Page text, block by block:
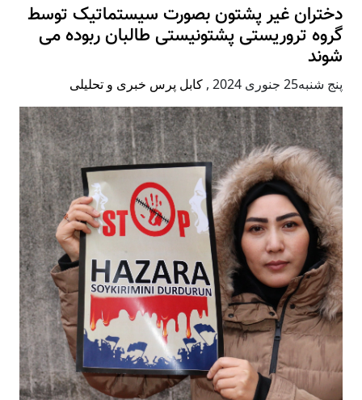
دختران غیر پشتون بصورت سیستماتیک توسط
گروه تروریستی پشتونیستی طالبان ربوده می
شوند
پنج شنبه25 جنوری 2024 , کابل پرس خبری و تحلیلی